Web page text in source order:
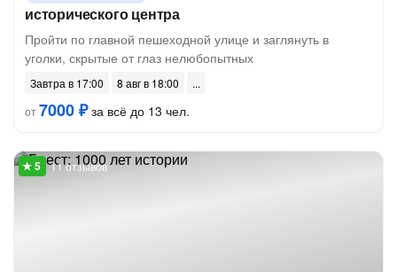
исторического центра
Пройти по главной пешеходной улице и заглянуть в
уголки, скрытые от глаз нелюбопытных
Завтра в 17:00
8 авг в 18:00
от7000 ₽за всё до 13 чел.
11 отзывов